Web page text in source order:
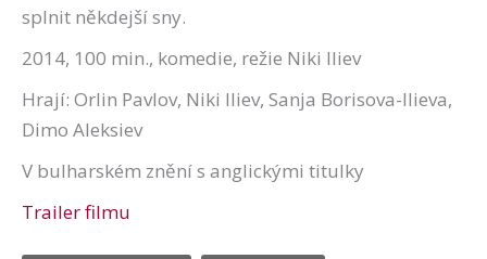
splnit někdejší sny.
2014, 100 min., komedie, režie Niki Iliev
Hrají: Orlin Pavlov, Niki Iliev, Sanja Borisova-Ilieva,
Dimo Aleksiev
V bulharském znění s anglickými titulky
Trailer filmu